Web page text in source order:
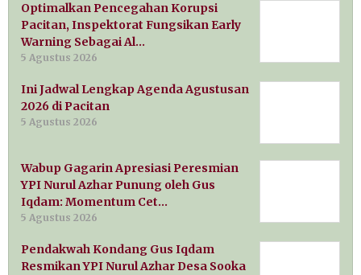
Optimalkan Pencegahan Korupsi
Pacitan, Inspektorat Fungsikan Early
Warning Sebagai Al…
5 Agustus 2026
Ini Jadwal Lengkap Agenda Agustusan
2026 di Pacitan
5 Agustus 2026
Wabup Gagarin Apresiasi Peresmian
YPI Nurul Azhar Punung oleh Gus
Iqdam: Momentum Cet…
5 Agustus 2026
Pendakwah Kondang Gus Iqdam
Resmikan YPI Nurul Azhar Desa Sooka